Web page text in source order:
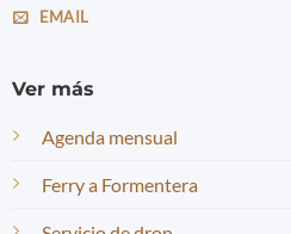
EMAIL
Ver más
Agenda mensual
Ferry a Formentera